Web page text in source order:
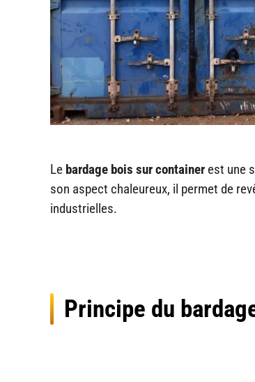
Le bardage bois sur container est une
son aspect chaleureux, il permet de
industrielles.
Principe du